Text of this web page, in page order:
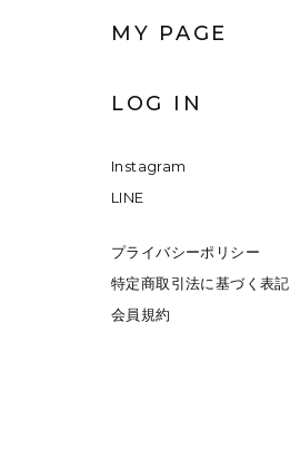
MY PAGE
LOG IN
Instagram
LINE
プライバシーポリシー
特定商取引法に基づく表記
会員規約